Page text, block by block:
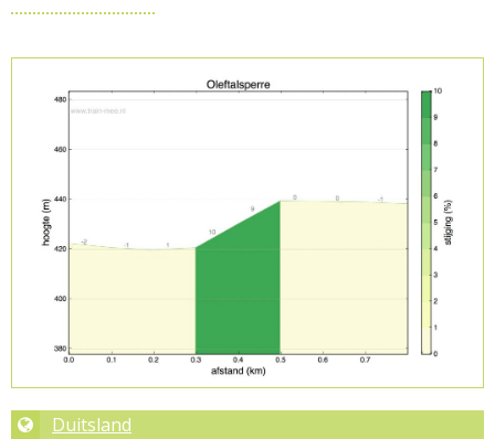
Duitsland